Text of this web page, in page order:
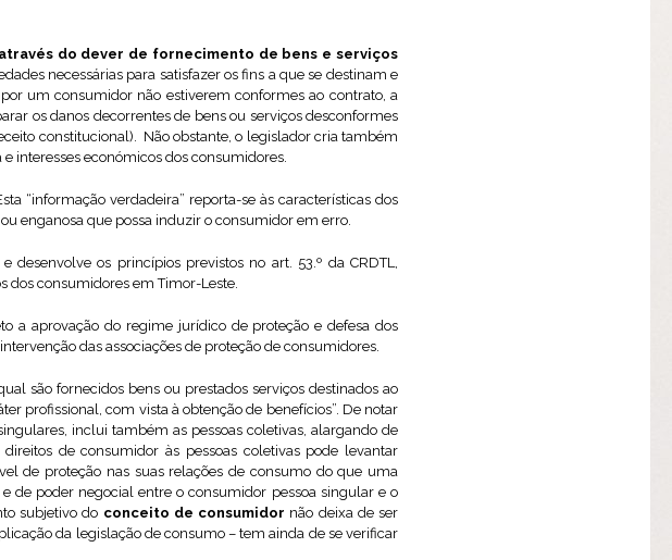
do dever de fornecimento de bens e serviços
necessárias para satisfazer os fins a que se destinam e
um consumidor não estiverem conformes ao contrato, a
os danos decorrentes de bens ou serviços desconformes
constitucional). Não obstante, o legislador cria também
interesses económicos dos consumidores.
“informação verdadeira” reporta-se às características dos
enganosa que possa induzir o consumidor em erro.
desenvolve os princípios previstos no art. 53.º da CRDTL,
dos consumidores em Timor-Leste.
a aprovação do regime jurídico de proteção e defesa dos
das associações de proteção de consumidores.
são fornecidos bens ou prestados serviços destinados ao
profissional, com vista à obtenção de benefícios”. De notar
inclui também as pessoas coletivas, alargando de
de consumidor às pessoas coletivas pode levantar
de proteção nas suas relações de consumo do que uma
de poder negocial entre o consumidor pessoa singular e o
subjetivo do conceito de consumidor não deixa de ser
da legislação de consumo – tem ainda de se verificar